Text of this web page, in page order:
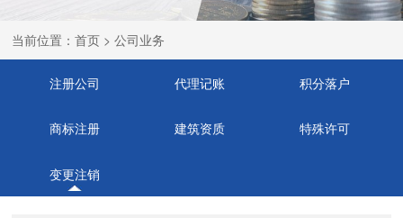
当前位置：首页 > 公司业务
注册公司 代理记账 积分落户
商标注册 建筑资质 特殊许可
变更注销